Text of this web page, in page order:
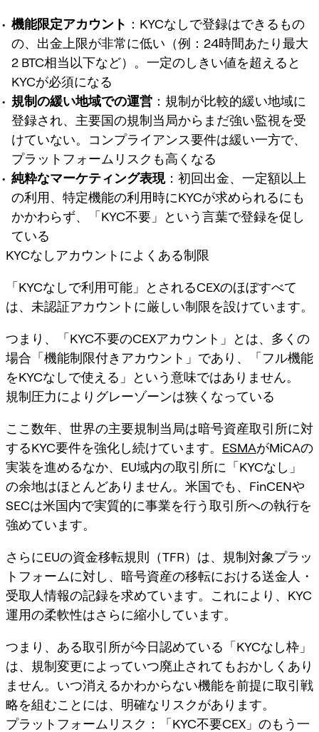
機能限定アカウント ：KYCなしで登録はできるもの
の、出金上限が非常に低い（例：24時間あたり最大
2 BTC相当以下など）。一定のしきい値を超えると
KYCが必須になる
規制の緩い地域での運営 ：規制が比較的緩い地域に
登録され、主要国の規制当局からまだ強い監視を受
けていない。コンプライアンス要件は緩い一方で、
プラットフォームリスクも高くなる
純粋なマーケティング表現：初回出金、一定額以上
の利用、特定機能の利用時にKYCが求められるにも
かかわらず、「KYC不要」という言葉で登録を促し
ている
KYCなしアカウントによくある制限
「KYCなしで利用可能」とされるCEXのほぼすべて
は、未認証アカウントに厳しい制限を設けています。
つまり、「KYC不要のCEXアカウント」とは、多くの
場合「機能制限付きアカウント」であり、「フル機能
をKYCなしで使える」という意味ではありません。
規制圧力によりグレーゾーンは狭くなっている
ここ数年、世界の主要規制当局は暗号資産取引所に対
するKYC要件を強化し続けています。 ESMAがMiCAの
実装を進めるなか、EU域内の取引所に「KYCなし」
の余地はほとんどありません。米国でも、FinCENや
SECは米国内で実質的に事業を行う取引所への執行を
強めています。
さらにEUの資金移転規則（TFR）は、規制対象プラッ
トフォームに対し、暗号資産の移転における送金人・
受取人情報の記録を求めています。これにより、KYC
運用の柔軟性はさらに縮小しています。
つまり、ある取引所が今日認めている「KYCなし枠」
は、規制変更によっていつ廃止されてもおかしくあり
ません。いつ消えるかわからない機能を前提に取引戦
略を組むことには、明確なリスクがあります。
プラットフォームリスク：「KYC不要CEX」のもう一